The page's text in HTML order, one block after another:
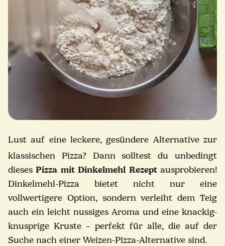
Lust auf eine leckere, gesündere Alternative zur
klassischen Pizza? Dann solltest du unbedingt
diesesPizza mit Dinkelmehl Rezeptausprobieren!
Dinkelmehl-Pizza bietet nicht nur eine
vollwertigere Option, sondern verleiht dem Teig
auch ein leicht nussiges Aroma und eine knackig-
knusprige Kruste – perfekt für alle, die auf der
Suche nach einer Weizen-Pizza-Alternative sind.